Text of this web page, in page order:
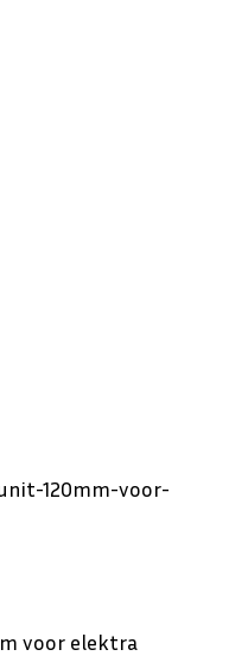
120mm-voor-
voor elektra